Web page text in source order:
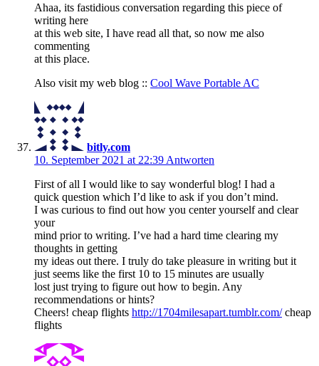
Ahaa, its fastidious conversation regarding this piece of
writing here
at this web site, I have read all that, so now me also
commenting
at this place.
Also visit my web blog :: Cool Wave Portable AC
bitly.com
10. September 2021 at 22:39 Antworten
First of all I would like to say wonderful blog! I had a
quick question which I’d like to ask if you don’t mind.
I was curious to find out how you center yourself and clear
your
mind prior to writing. I’ve had a hard time clearing my
thoughts in getting
my ideas out there. I truly do take pleasure in writing but it
just seems like the first 10 to 15 minutes are usually
lost just trying to figure out how to begin. Any
recommendations or hints?
Cheers! cheap flights http://1704milesapart.tumblr.com/cheap
flights